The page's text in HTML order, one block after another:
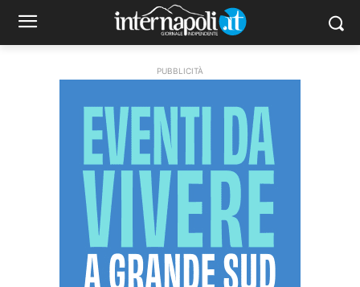
PUBBLICITÀ